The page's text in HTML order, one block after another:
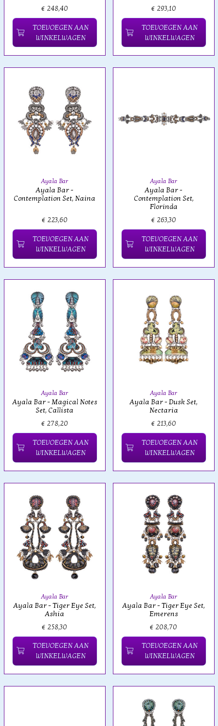
€ 248,40
TOEVOEGEN AAN
WINKELWAGEN
€ 293,10
TOEVOEGEN AAN
WINKELWAGEN
Ayala Bar
Ayala Bar -
Contemplation Set, Naina
€ 223,60
TOEVOEGEN AAN
WINKELWAGEN
Ayala Bar
Ayala Bar -
Contemplation Set,
Florinda
€ 263,30
TOEVOEGEN AAN
WINKELWAGEN
Ayala Bar
Ayala Bar - Magical Notes
Set, Callista
€ 278,20
TOEVOEGEN AAN
WINKELWAGEN
Ayala Bar
Ayala Bar - Dusk Set,
Nectaria
€ 213,60
TOEVOEGEN AAN
WINKELWAGEN
Ayala Bar
Ayala Bar - Tiger Eye Set,
Ashia
€ 258,30
TOEVOEGEN AAN
WINKELWAGEN
Ayala Bar
Ayala Bar - Tiger Eye Set,
Emerens
€ 208,70
TOEVOEGEN AAN
WINKELWAGEN